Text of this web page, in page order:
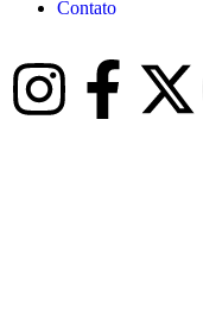
Contato